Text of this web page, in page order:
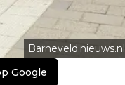
Barneveld.nieuws.nl
Google